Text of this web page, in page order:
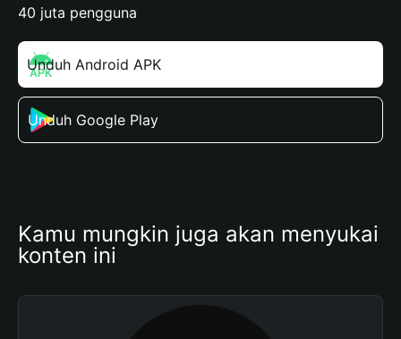
40 juta pengguna
Unduh Android APK
Unduh Google Play
Kamu mungkin juga akan menyukai
konten ini